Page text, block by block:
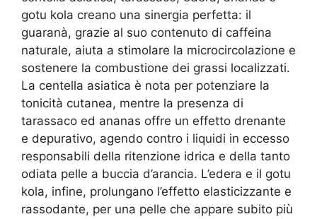
gotu kola creano una sinergia perfetta: il
guaranà, grazie al suo contenuto di caffeina
naturale, aiuta a stimolare la microcircolazione e
sostenere la combustione dei grassi localizzati.
La centella asiatica è nota per potenziare la
tonicità cutanea, mentre la presenza di
tarassaco ed ananas offre un effetto drenante
e depurativo, agendo contro i liquidi in eccesso
responsabili della ritenzione idrica e della tanto
odiata pelle a buccia d’arancia. L’edera e il gotu
kola, infine, prolungano l’effetto elasticizzante e
rassodante, per una pelle che appare subito più